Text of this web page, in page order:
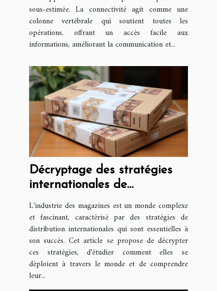
sous-estimée. La connectivité agit comme une
colonne vertébrale qui soutient toutes les
opérations, offrant un accès facile aux
informations, améliorant la communication et...
Décryptage des stratégies
internationales de
L'industrie des magazines est un monde complexe
et fascinant, caractérisé par des stratégies de
distribution internationales qui sont essentielles à
son succès. Cet article se propose de décrypter
ces stratégies, d'étudier comment elles se
déploient à travers le monde et de comprendre
leur...